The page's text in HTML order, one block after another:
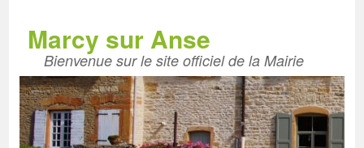
contenu
Marcy sur Anse
Bienvenue sur le site officiel de la Mairie